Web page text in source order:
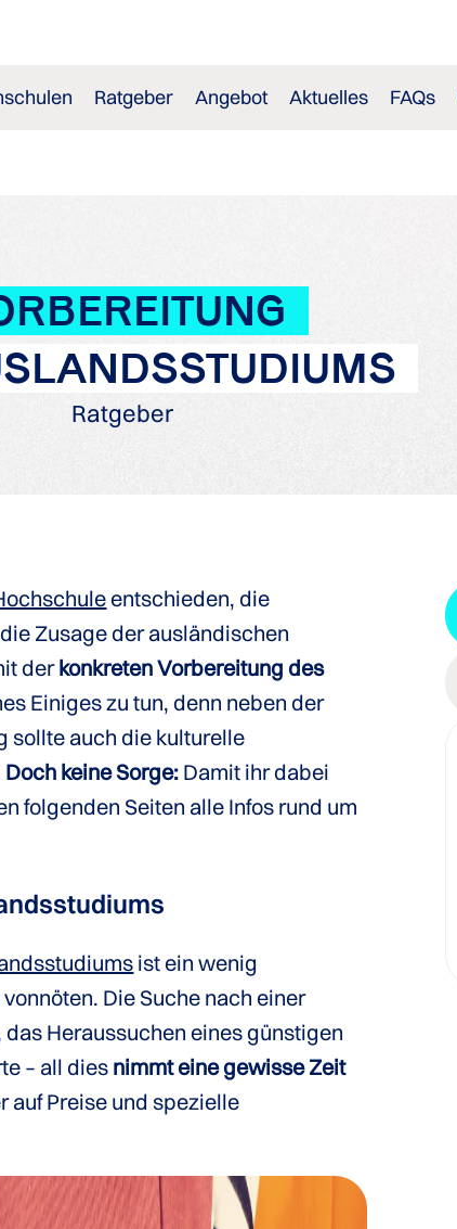
Ratgeber Angebot Aktuelles FAQs
Ratgeber
entschieden, die
Zusage der ausländischen
derkonkreten Vorbereitung des
Einiges zu tun, denn neben der
sollte auch die kulturelle
Doch keine Sorge: Damit ihr dabei
folgenden Seiten alle Infos rund um
ist ein wenig
Die Suche nach einer
Heraussuchen eines günstigen
– all diesnimmt eine gewisse Zeit
auf Preise und spezielle